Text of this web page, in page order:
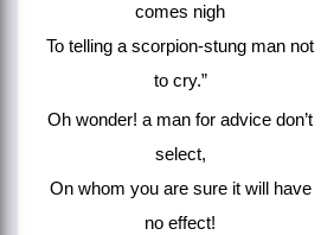
comes nigh
To telling a scorpion-stung man not
to cry.”
Oh wonder! a man for advice don’t
select,
On whom you are sure it will have
no effect!